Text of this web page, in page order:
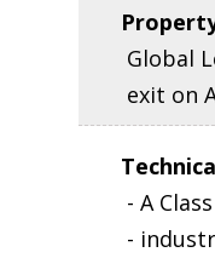
Global
exit on
- A
-